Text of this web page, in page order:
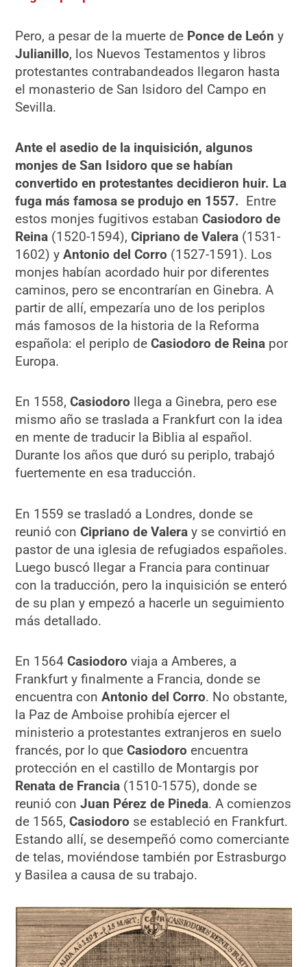
Pero, a pesar de la muerte de Ponce de León y
Julianillo, los Nuevos Testamentos y libros
protestantes contrabandeados llegaron hasta
el monasterio de San Isidoro del Campo en
Sevilla.
Ante el asedio de la inquisición, algunos
monjes de San Isidoro que se habían
convertido en protestantes decidieron huir. La
fuga más famosa se produjo en 1557. Entre
estos monjes fugitivos estabanCasiodoro de
Reina (1520-1594),Cipriano de Valera (1531-
1602) yAntonio del Corro (1527-1591). Los
monjes habían acordado huir por diferentes
caminos, pero se encontrarían en Ginebra. A
partir de allí, empezaría uno de los periplos
más famosos de la historia de la Reforma
española: el periplo deCasiodoro de Reina por
Europa.
En 1558,Casiodoro llega a Ginebra, pero ese
mismo año se traslada a Frankfurt con la idea
en mente de traducir la Biblia al español.
Durante los años que duró su periplo, trabajó
fuertemente en esa traducción.
En 1559 se trasladó a Londres, donde se
reunió conCipriano de Valera y se convirtió en
pastor de una iglesia de refugiados españoles.
Luego buscó llegar a Francia para continuar
con la traducción, pero la inquisición se enteró
de su plan y empezó a hacerle un seguimiento
más detallado.
En 1564Casiodoro viaja a Amberes, a
Frankfurt y finalmente a Francia, donde se
encuentra conAntonio del Corro. No obstante,
la Paz de Amboise prohibía ejercer el
ministerio a protestantes extranjeros en suelo
francés, por lo queCasiodoro encuentra
protección en el castillo de Montargis por
Renata de Francia (1510-1575), donde se
reunió conJuan Pérez de Pineda. A comienzos
de 1565,Casiodoro se estableció en Frankfurt.
Estando allí, se desempeñó como comerciante
de telas, moviéndose también por Estrasburgo
y Basilea a causa de su trabajo.